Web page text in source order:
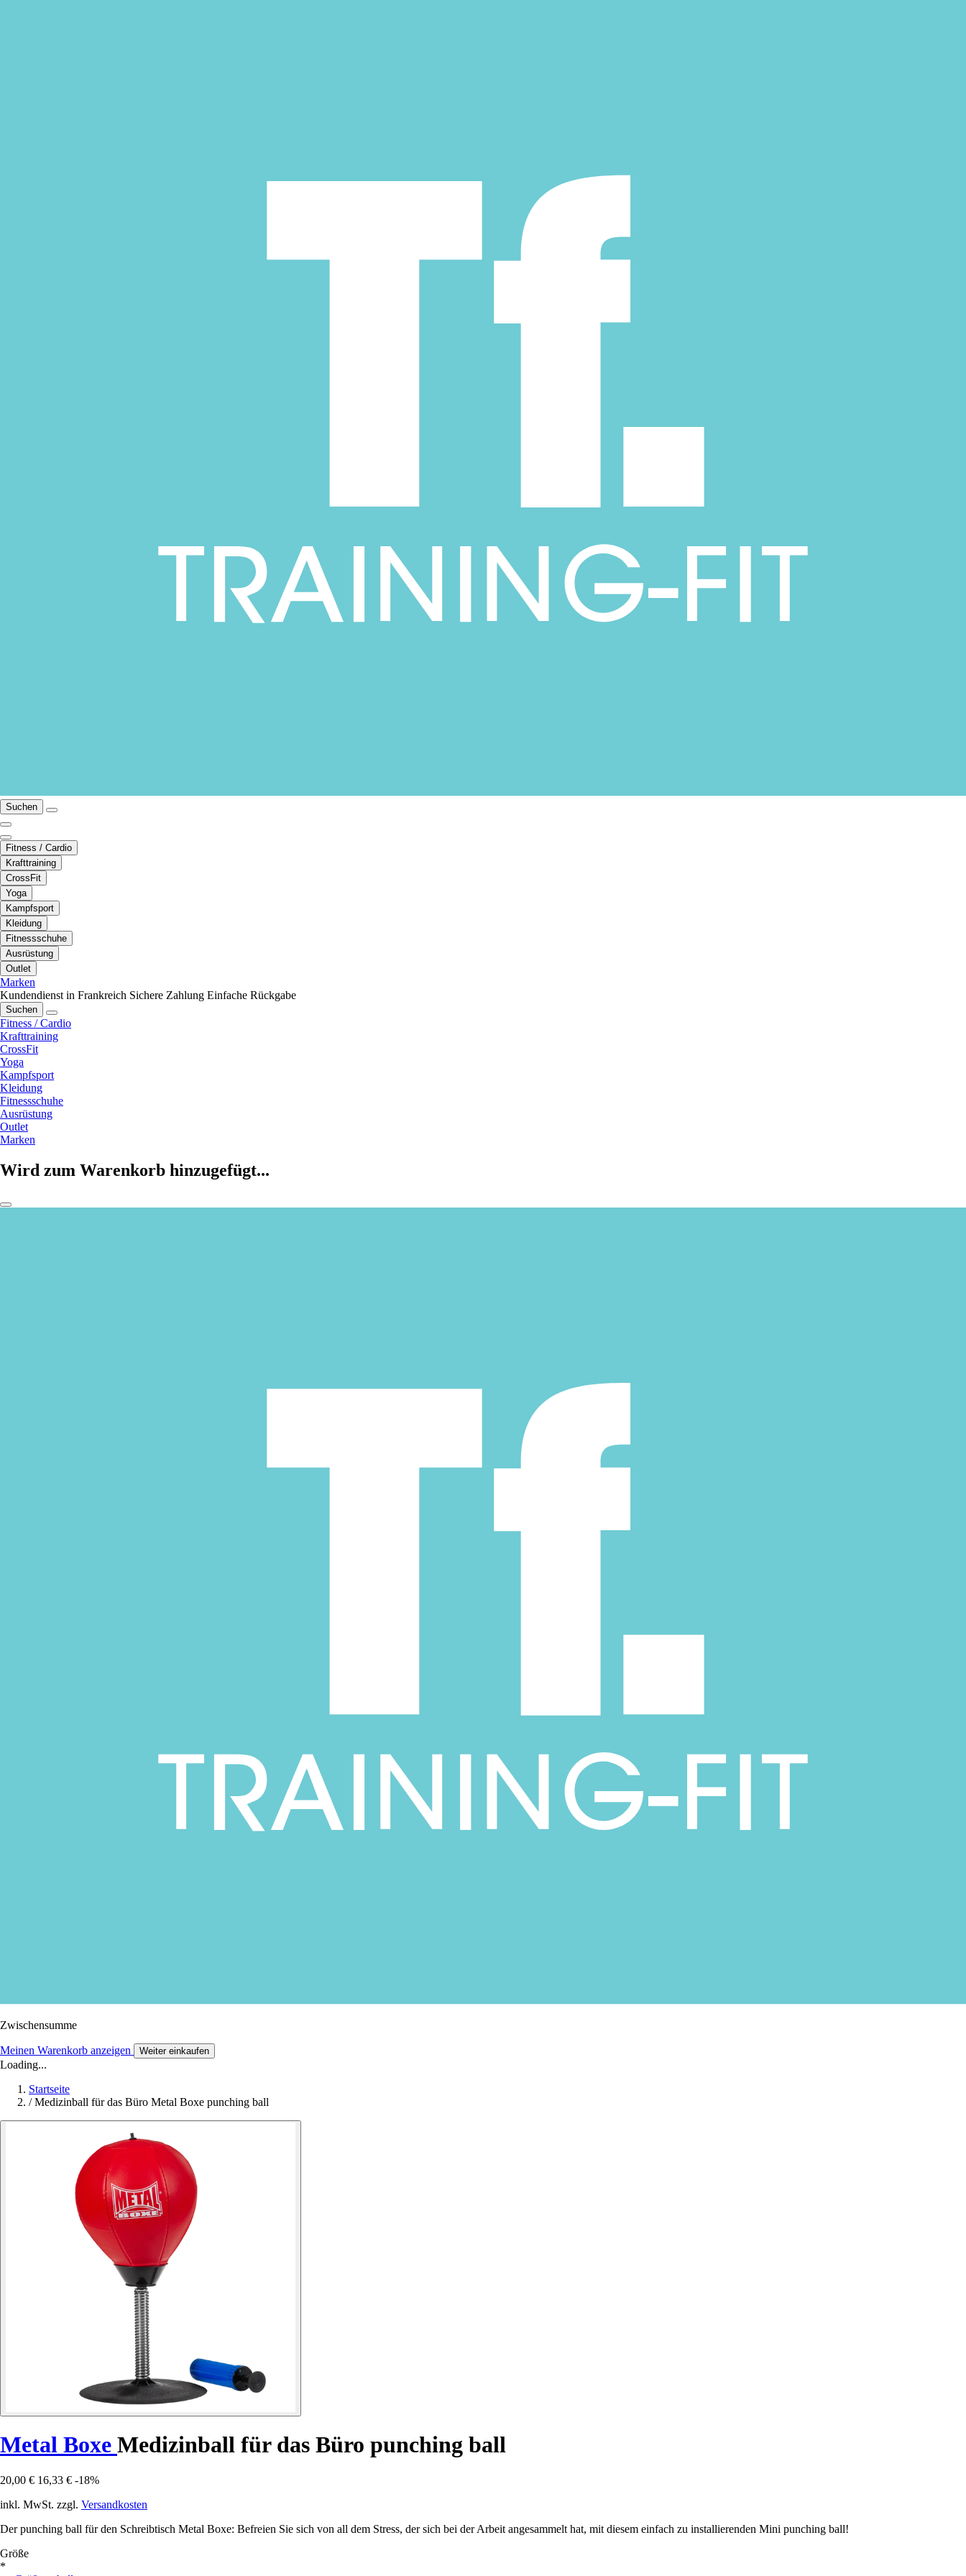
Suchen
Fitness / Cardio
Krafttraining
CrossFit
Yoga
Kampfsport
Kleidung
Fitnessschuhe
Ausrüstung
Outlet
Marken
Kundendienst in Frankreich Sichere Zahlung Einfache Rückgabe
Suchen
Fitness / Cardio
Krafttraining
CrossFit
Yoga
Kampfsport
Kleidung
Fitnessschuhe
Ausrüstung
Outlet
Marken
Wird zum Warenkorb hinzugefügt...
Zwischensumme
Meinen Warenkorb anzeigen Weiter einkaufen
Loading...
Startseite
/ Medizinball für das Büro Metal Boxe punching ball
Metal Boxe Medizinball für das Büro punching ball
20,00 € 16,33 € -18%
inkl. MwSt. zzgl. Versandkosten
Der punching ball für den Schreibtisch Metal Boxe: Befreien Sie sich von all dem Stress, der sich bei der Arbeit angesammelt hat, mit diesem einfach zu installierenden Mini punching ball!
Größe
*